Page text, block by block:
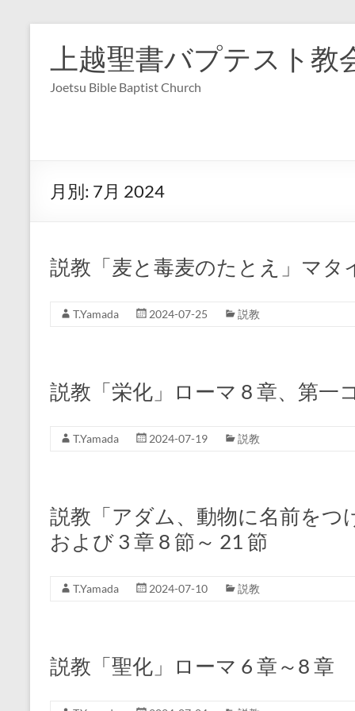
上越聖書バプテスト教
Joetsu Bible Baptist Church
月別: 7月 2024
説教「麦と毒麦のたとえ」マタ
T.Yamada 2024-07-25 説教
説教「栄化」ローマ 8 章、第一
T.Yamada 2024-07-19 説教
説教「アダム、動物に名前をつ
および 3 章 8 節～ 21 節
T.Yamada 2024-07-10 説教
説教「聖化」ローマ 6 章～8 章